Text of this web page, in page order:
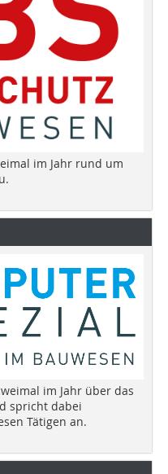
im Jahr rund um
im Jahr über das
spricht dabei
Tätigen an.